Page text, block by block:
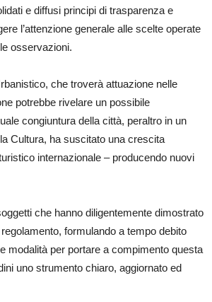
e diffusi principi di trasparenza e
l’attenzione generale alle scelte operate
osservazioni.
che troverà attuazione nelle
potrebbe rivelare un possibile
congiuntura della città, peraltro in un
Cultura, ha suscitato una crescita
internazionale – producendo nuovi
che hanno diligentemente dimostrato
formulando a tempo debito
modalità per portare a compimento questa
uno strumento chiaro, aggiornato ed